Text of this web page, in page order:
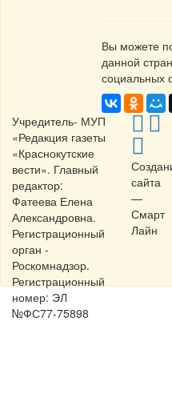
Вы можете
данной
социальных
Учредитель- МУП
«Редакция газеты
«Краснокутские
вести». Главный
редактор:
Фатеева Елена
Александровна.
Регистрационный
орган -
Роскомнадзор.
Регистрационный
номер: ЭЛ
№ФС77-75898
сайта
—
Смарт
Лайн